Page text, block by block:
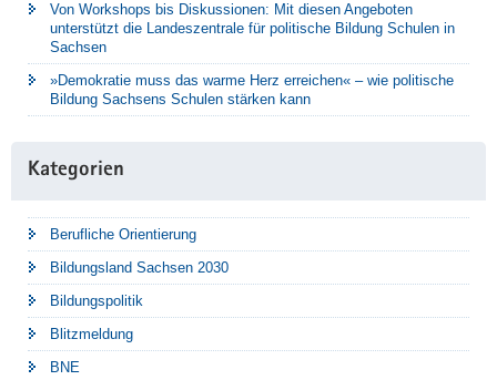
Von Workshops bis Diskussionen: Mit diesen Angeboten
unterstützt die Landeszentrale für politische Bildung Schulen in
Sachsen
»Demokratie muss das warme Herz erreichen« – wie politische
Bildung Sachsens Schulen stärken kann
Kategorien
Berufliche Orientierung
Bildungsland Sachsen 2030
Bildungspolitik
Blitzmeldung
BNE